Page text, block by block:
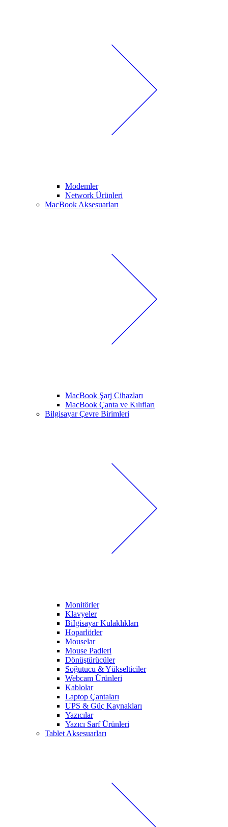
Modemler
Network Ürünleri
MacBook Aksesuarları
MacBook Şarj Cihazları
MacBook Çanta ve Kılıfları
Bilgisayar Çevre Birimleri
Monitörler
Klavyeler
BiIgisayar Kulaklıkları
Hoparlörler
Mouselar
Mouse Padleri
Dönüştürücüler
Soğutucu & Yükselticiler
Webcam Ürünleri
Kablolar
Laptop Çantaları
UPS & Güç Kaynakları
Yazıcılar
Yazıcı Sarf Ürünleri
Tablet Aksesuarları